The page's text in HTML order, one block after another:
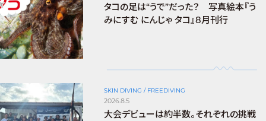
タコの足は“うで”だった？ 写真絵本『う
みにすむ にんじゃ タコ』8月刊行
SKIN DIVING / FREEDIVING
2026.8.5
大会デビューは約半数。それぞれの挑戦